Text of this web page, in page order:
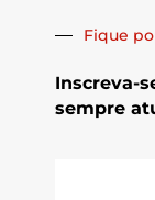
Fique
Inscreva-
sempre